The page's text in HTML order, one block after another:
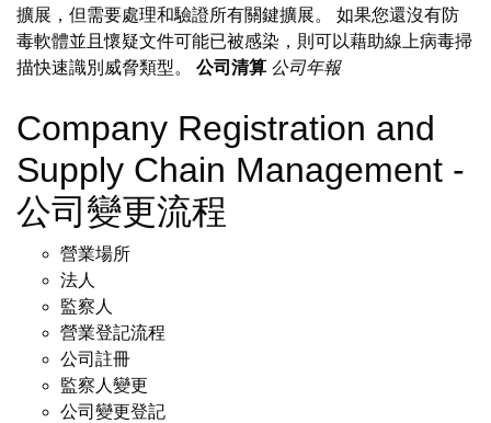
擴展，但需要處理和驗證所有關鍵擴展。 如果您還沒有防
毒軟體並且懷疑文件可能已被感染，則可以藉助線上病毒掃
描快速識別威脅類型。 公司清算 公司年報
Company Registration and
Supply Chain Management -
公司變更流程
營業場所
法人
監察人
營業登記流程
公司註冊
監察人變更
公司變更登記